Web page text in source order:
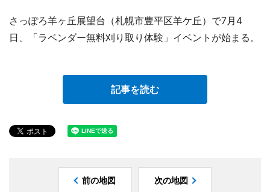
さっぽろ羊ヶ丘展望台（札幌市豊平区羊ケ丘）で7月4
日、「ラベンダー無料刈り取り体験」イベントが始まる。
記事を読む
前の地図 次の地図